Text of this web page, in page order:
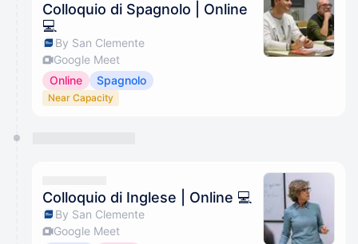
Colloquio di Spagnolo | Online
💻
By San Clemente
Google Meet
Online
Spagnolo
Near Capacity
Colloquio di Inglese | Online 💻
By San Clemente
Google Meet